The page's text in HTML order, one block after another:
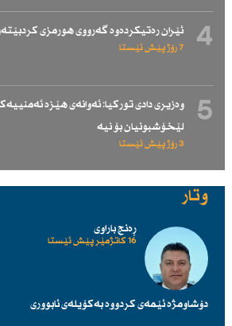
4 ئێران رەتیكردەوە گەرووی هورمزی
7 رۆژ پێش ئێستا
5
وەزیری دادی توركیا: ئەوانەی هێزە
لێخۆشبونیان بۆ نیە
3 رۆژ پێش ئێستا
وتار
ڕەنج باراوی
16 کاتژمێر پێش ئێستا
دۆشاومژە ئێمەی کردووە بەکۆیلەی ئابووری